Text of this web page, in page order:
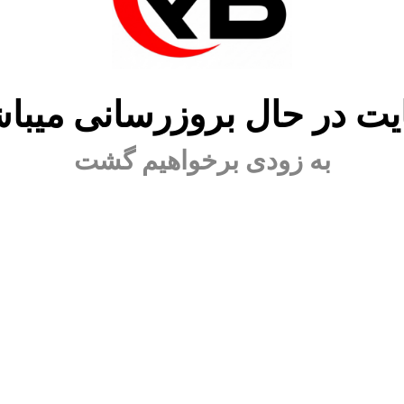
در حال بروزرسانی
به زودی برخواهیم گشت